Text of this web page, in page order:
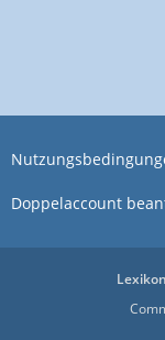
Doppelaccount
Lexikon